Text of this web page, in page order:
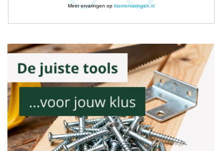
Meer ervaringen op klantervaringen.nl